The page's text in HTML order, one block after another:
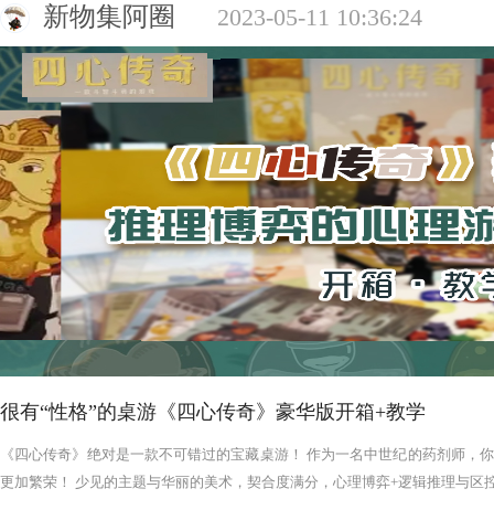
新物集阿圈 2023-05-11 10:36:24
很有“性格”的桌游《四心传奇》豪华版开箱+教学
《四心传奇》绝对是一款不可错过的宝藏桌游！ 作为一名中世纪的药剂师，
更加繁荣！ 少见的主题与华丽的美术，契合度满分，心理博弈+逻辑推理与区